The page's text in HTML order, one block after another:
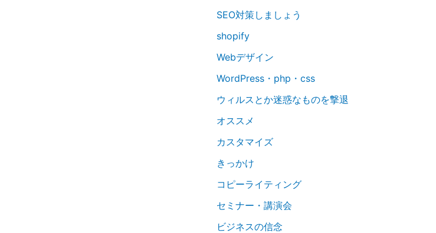
SEO対策しましょう
shopify
Webデザイン
WordPress・php・css
ウィルスとか迷惑なものを撃退
オススメ
カスタマイズ
きっかけ
コピーライティング
セミナー・講演会
ビジネスの信念